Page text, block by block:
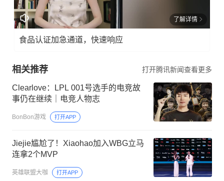
了解详情
食品认证加急通道，快速响应
相关推荐 打开腾讯新闻查看更多
Clearlove：LPL 001号选手的电竞故
事仍在继续｜电竞人物志
BonBon游戏 打开APP
Jiejie尴尬了！Xiaohao加入WBG立马
连拿2个MVP
英雄联盟大咖 打开APP